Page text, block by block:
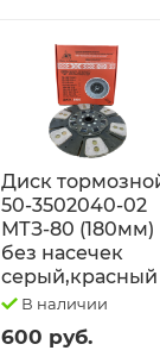
Диск
50-3502040-02
МТЗ-80 (180мм)
без насечек
серый,красный
В наличии
600 руб.